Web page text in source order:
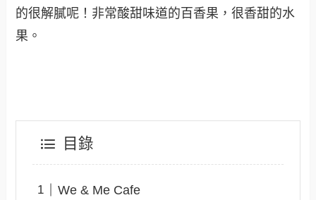
的很解膩呢！非常酸甜味道的百香果，很香甜的水
果 。
目錄
We & Me Cafe